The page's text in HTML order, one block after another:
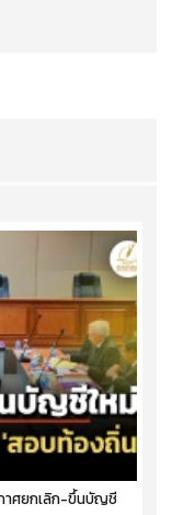
กาศยกเลิก-ขึ้นบัญชี